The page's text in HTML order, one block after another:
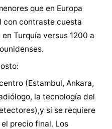
que en Europa
con contraste cuesta
Turquía versus 1200 a
(Estambul, Ankara,
la tecnología del
si se requiere
precio final. Los